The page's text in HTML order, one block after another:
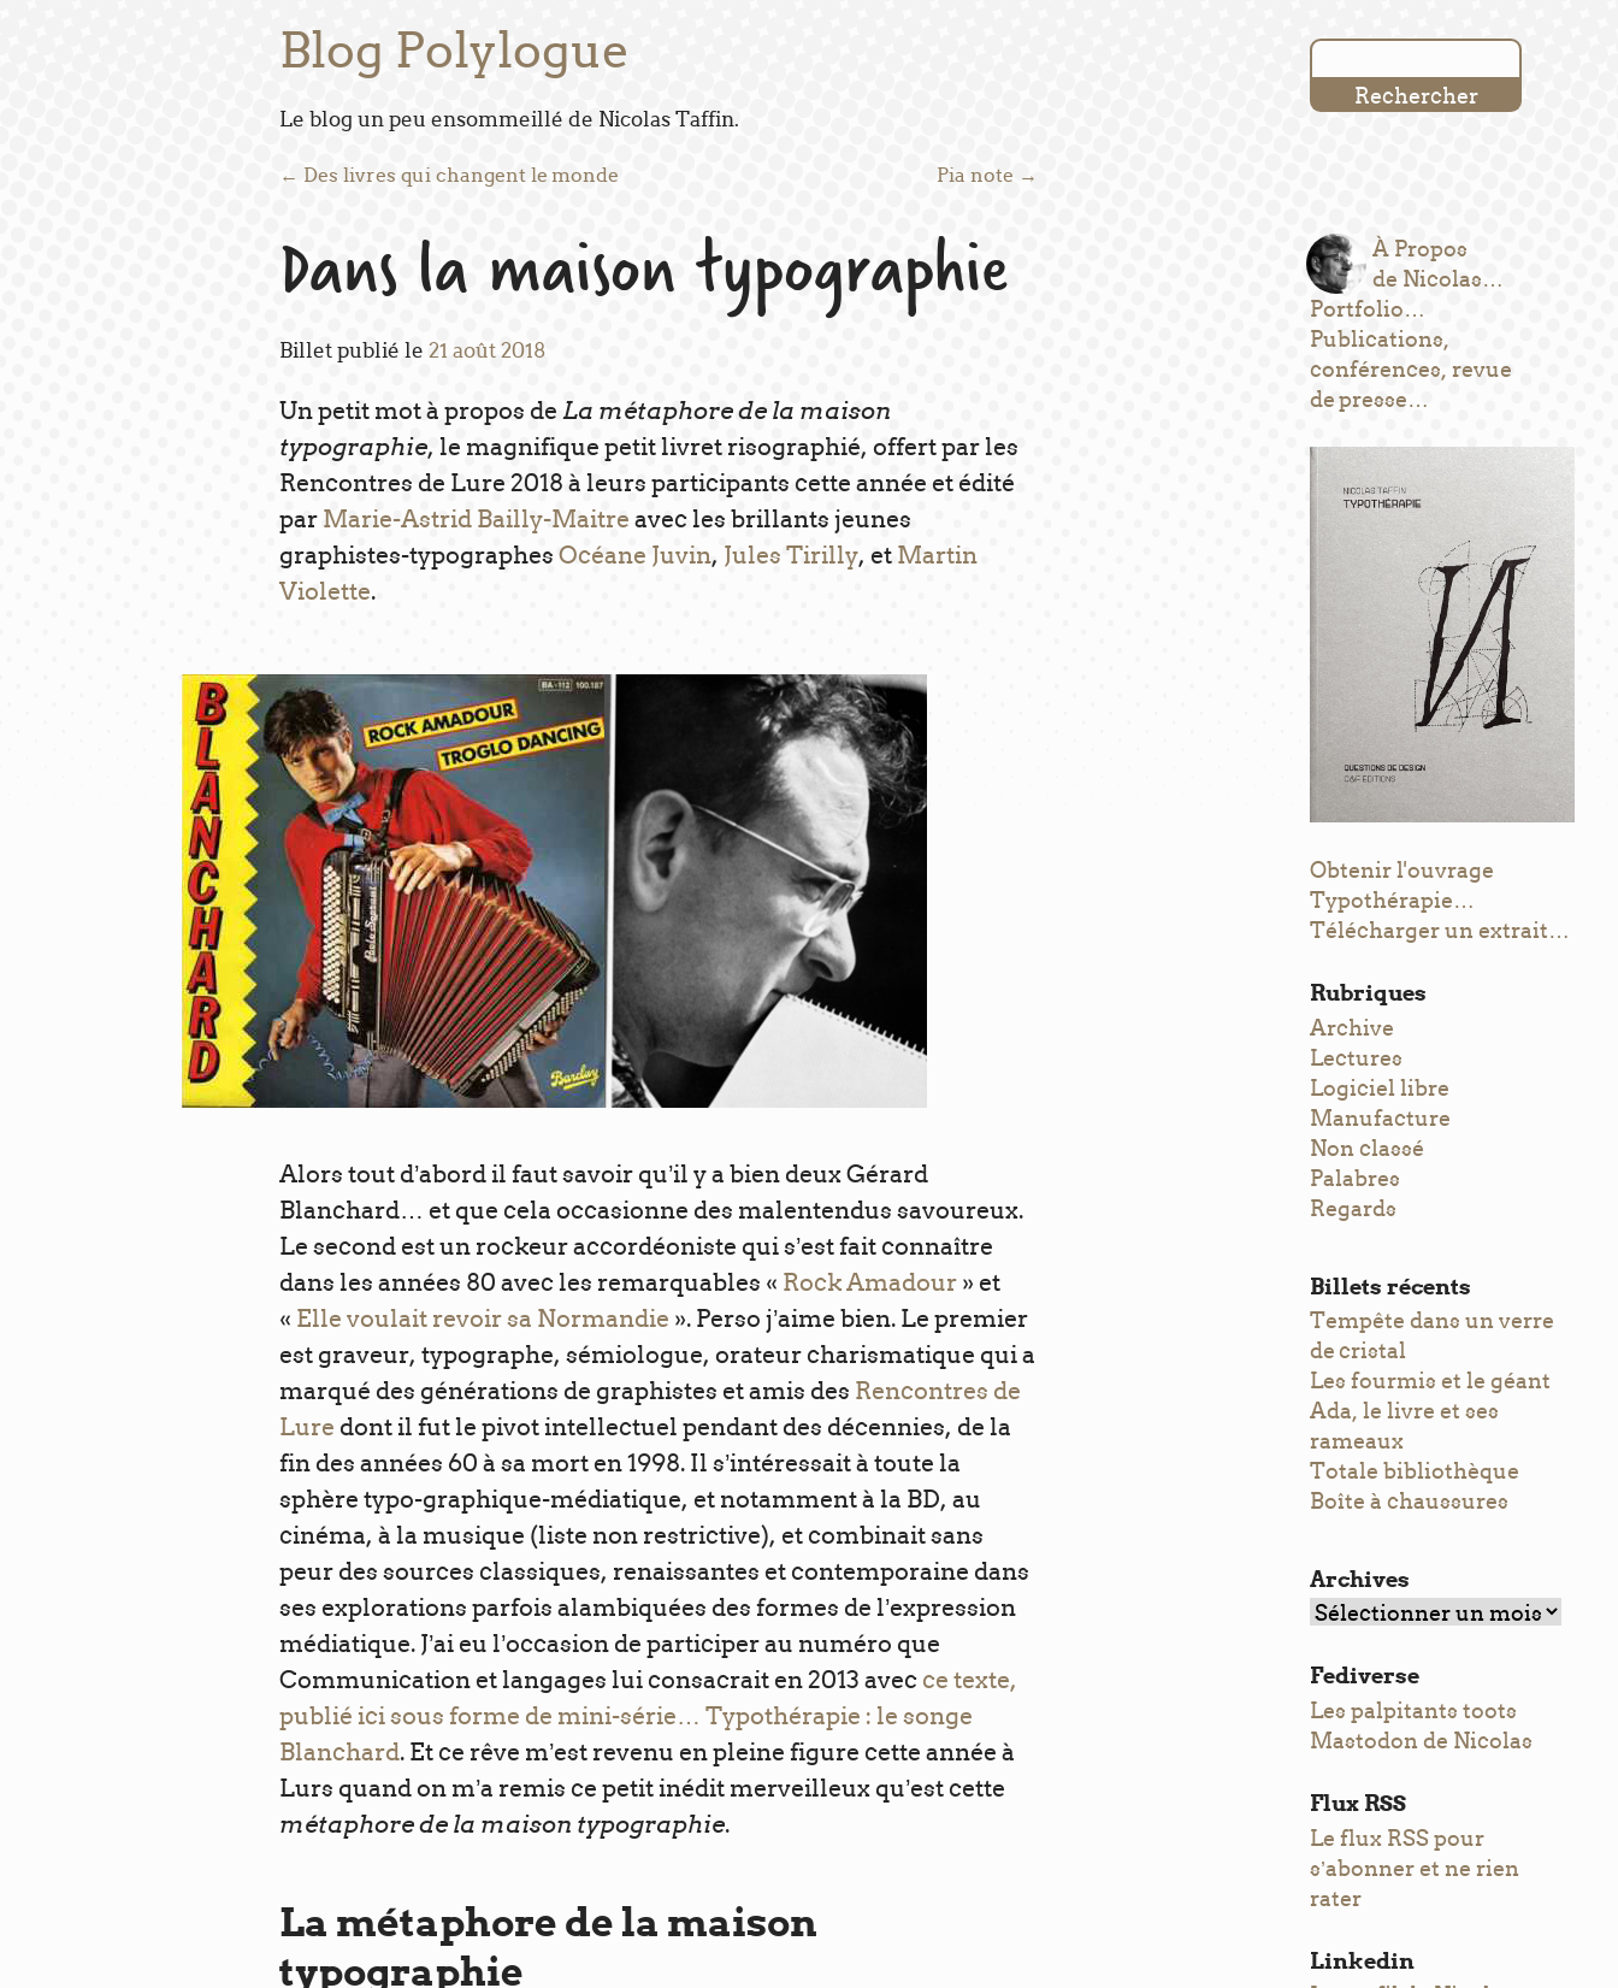
Blog Polylogue
Le blog un peu ensommeillé de Nicolas Taffin.
Post navigation
← Des livres qui changent le monde Pia note →
Dans la maison typographie
Billet publié le 21 août 2018
Un petit mot à propos de La métaphore de la maison
typographie, le magnifique petit livret risographié, offert par les
Rencontres de Lure 2018 à leurs participants cette année et édité
par Marie-Astrid Bailly-Maitre avec les brillants jeunes
graphistes-typographes Océane Juvin, Jules Tirilly, et Martin
Violette.
Alors tout d’abord il faut savoir qu’il y a bien deux Gérard
Blanchard… et que cela occasionne des malentendus savoureux.
Le second est un rockeur accordéoniste qui s’est fait connaître
dans les années 80 avec les remarquables « Rock Amadour » et
« Elle voulait revoir sa Normandie ». Perso j’aime bien. Le premier
est graveur, typographe, sémiologue, orateur charismatique qui a
marqué des générations de graphistes et amis des Rencontres de
Lure dont il fut le pivot intellectuel pendant des décennies, de la
fin des années 60 à sa mort en 1998. Il s’intéressait à toute la
sphère typo-graphique-médiatique, et notamment à la BD, au
cinéma, à la musique (liste non restrictive), et combinait sans
peur des sources classiques, renaissantes et contemporaine dans
ses explorations parfois alambiquées des formes de l’expression
médiatique. J’ai eu l’occasion de participer au numéro que
Communication et langages lui consacrait en 2013 avec ce texte,
publié ici sous forme de mini-série… Typothérapie : le songe
Blanchard. Et ce rêve m’est revenu en pleine figure cette année à
Lurs quand on m’a remis ce petit inédit merveilleux qu’est cette
métaphore de la maison typographie.
La métaphore de la maison
typographie
À Propos
de Nicolas…
Portfolio…
Publications,
conférences, revue
de presse…
Obtenir l'ouvrage
Typothérapie…
Télécharger un extrait…
Rubriques
Archive
Lectures
Logiciel libre
Manufacture
Non classé
Palabres
Regards
Billets récents
Tempête dans un verre
de cristal
Les fourmis et le géant
Ada, le livre et ses
rameaux
Totale bibliothèque
Boîte à chaussures
Archives
Archives
Fediverse
Les palpitants toots
Mastodon de Nicolas
Flux RSS
Le flux RSS pour
s’abonner et ne rien
rater
Linkedin